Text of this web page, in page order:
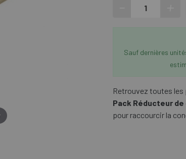
Sauf dernières
Retrouvez toutes les
Pack Réducteur
pour raccourcir la